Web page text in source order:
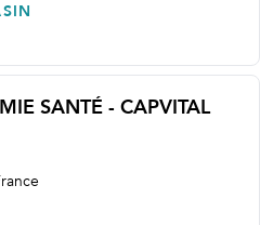
SANTÉ - CAPVITAL